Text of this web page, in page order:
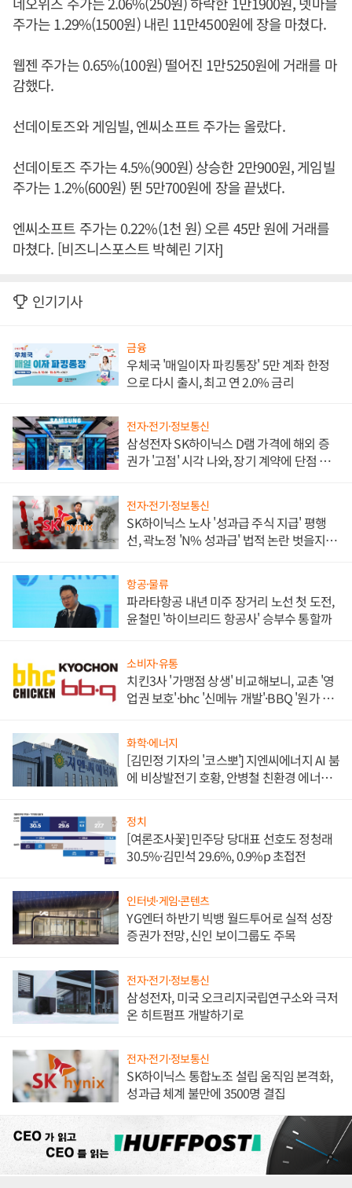
주가는 1.29%(1500원) 내린 11만4500원에 장을 마쳤다.
웹젠 주가는 0.65%(100원) 떨어진 1만5250원에 거래를 마
감했다.
선데이토즈와 게임빌, 엔씨소프트 주가는 올랐다.
선데이토즈 주가는 4.5%(900원) 상승한 2만900원, 게임빌
주가는 1.2%(600원) 뛴 5만700원에 장을 끝냈다.
엔씨소프트 주가는 0.22%(1천 원) 오른 45만 원에 거래를
마쳤다. [비즈니스포스트 박혜린 기자]
인기기사
금융
우체국 '매일이자 파킹통장' 5만 계좌 한정
으로 다시 출시, 최고 연 2.0% 금리
전자·전기·정보통신
삼성전자 SK하이닉스 D램 가격에 해외 증
권가 '고점' 시각 나와, 장기 계약에 단점 부
전자·전기·정보통신
SK하이닉스 노사 '성과급 주식 지급' 평행
선, 곽노정 'N% 성과급' 법적 논란 벗을지 주
항공·물류
파라타항공 내년 미주 장거리 노선 첫 도전,
윤철민 '하이브리드 항공사' 승부수 통할까
소비자·유통
치킨3사 '가맹점 상생' 비교해보니, 교촌 '영
업권 보호'·bhc '신메뉴 개발'·BBQ '원가 부
화학·에너지
[김민정 기자의 '코스뽀'] 지엔씨에너지 AI 붐
에 비상발전기 호황, 안병철 친환경 에너지
정치
[여론조사꽃] 민주당 당대표 선호도 정청래
30.5%·김민석 29.6%, 0.9%p 초접전
인터넷·게임·콘텐츠
YG엔터 하반기 빅뱅 월드투어로 실적 성장
증권가 전망, 신인 보이그룹도 주목
전자·전기·정보통신
삼성전자, 미국 오크리지국립연구소와 극저
온 히트펌프 개발하기로
전자·전기·정보통신
SK하이닉스 통합노조 설립 움직임 본격화,
성과급 체계 불만에 3500명 결집